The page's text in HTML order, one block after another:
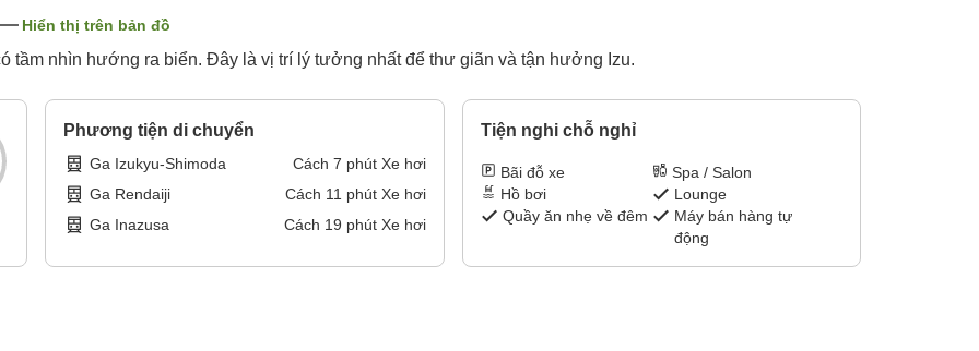
Hiển thị trên bản đồ
tầm nhìn hướng ra biển. Đây là vị trí lý tưởng nhất để thư giãn và tận hưởng Izu.
Phương tiện di chuyển
Ga Izukyu-Shimoda Cách 7 phút Xe hơi
Ga Rendaiji
Cách 11 phút Xe hơi
Ga Inazusa
Cách 19 phút Xe hơi
Tiện nghi chỗ nghỉ
Bãi đỗ xe
Spa / Salon
Hồ bơi
Lounge
Quầy ăn nhẹ về đêm
Máy bán hàng tự
động